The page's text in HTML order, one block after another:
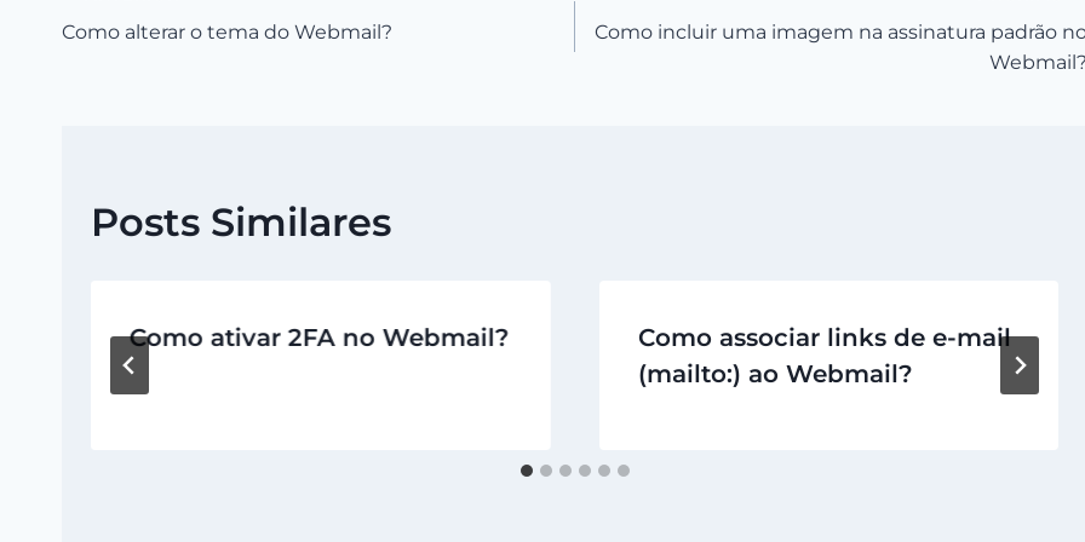
Como alterar o tema do Webmail?
Como incluir uma imagem na assinatura padrão
Webmail?
Posts Similares
Como ativar 2FA no Webmail?
Como associar links de e-mail
(mailto:) ao Webmail?